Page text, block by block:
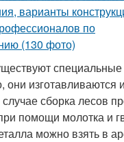
они изготавливаются
сборка лесов
помощи молотка и
можно взять в